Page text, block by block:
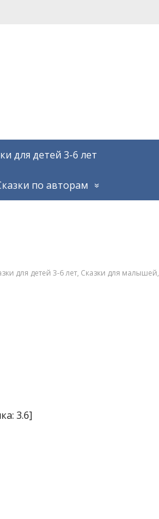
для детей 3-6 лет
по авторам
для детей 3-6 лет, Сказки для малышей,
3.6]